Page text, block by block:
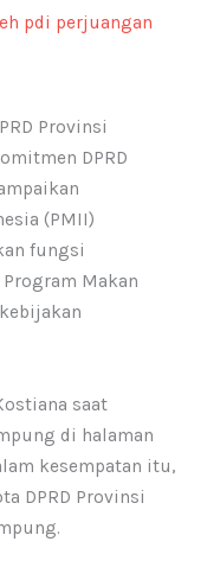
pdi perjuangan
Provinsi
DPRD
(PMII)
fungsi
Makan
saat
di halaman
kesempatan itu,
DPRD Provinsi